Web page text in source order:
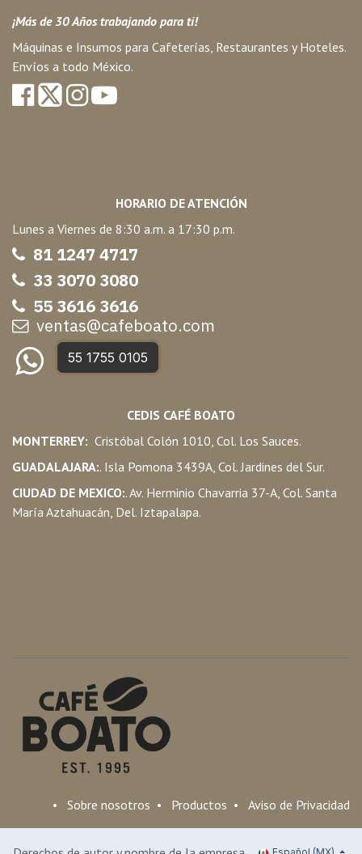
¡Más de 30 Años trabajando para ti!
Máquinas e Insumos para Cafeterías, Restaurantes y Hoteles.
Envíos a todo México.
HORARIO DE ATENCIÓN
Lunes a Viernes de 8:30 a.m. a 17:30 p.m.
81 1247 4717
33 3070 3080
55 3616 3616
ventas@cafeboato.com
55 1755 0105
CEDIS CAFÉ BOATO
MONTERREY: Cristóbal Colón 1010, Col. Los Sauces.
GUADALAJARA:. Isla Pomona 3439A, Col. Jardines del Sur.
CIUDAD DE MEXICO:. Av. Herminio Chavarria 37-A, Col. Santa
María Aztahuacán, Del. Iztapalapa.
• Sobre nosotros • Productos • Aviso de Privacidad